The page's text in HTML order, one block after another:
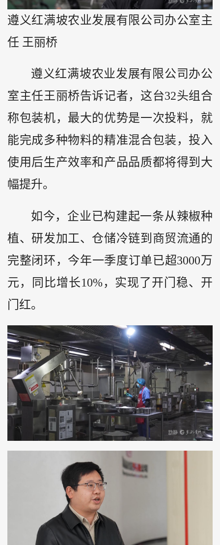
遵义红满坡农业发展有限公司办公室主
任 王丽桥
遵义红满坡农业发展有限公司办公
室主任王丽桥告诉记者，这台32头组合
称包装机，最大的优势是一次投料，就
能完成多种物料的精准混合包装，投入
使用后生产效率和产品品质都将得到大
幅提升。
如今，企业已构建起一条从辣椒种
植、研发加工、仓储冷链到商贸流通的
完整闭环，今年一季度订单已超3000万
元，同比增长10%，实现了开门稳、开
门红。